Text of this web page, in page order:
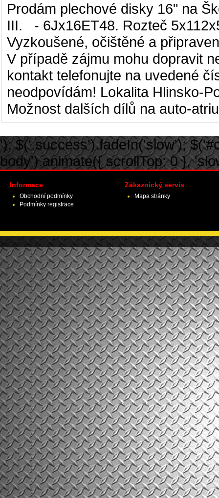
Prodám plechové disky 16" na
III.
- 6Jx16ET48. Rozteč
Vyzkoušené, očištěné a
V případě zájmu mohu dopravit
kontakt telefonujte na uvedené
neodpovídám! Lokalita Hlinsko-
Možnost dalších dílů na auto-
'); $('.success').fadeIn('slow');
body').animate({ scrollTop: 0 },
Informace
Obchodní podmínky
Podmínky registrace
Zákaznický servis
Mapa stránky